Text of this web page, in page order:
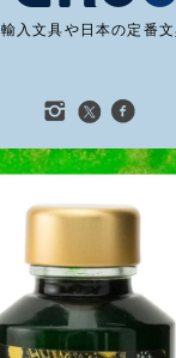
輸入文具や日本の定番